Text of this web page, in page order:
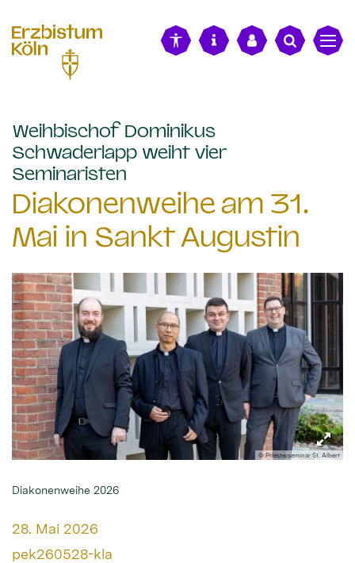
Weihbischof Dominikus
Schwaderlapp weiht vier
Seminaristen
Diakonenweihe am 31.
Mai in Sankt Augustin
© Priesterseminar St. Albert
Diakonenweihe 2026
Datum:
28. Mai 2026
Von:
pek260528-kla